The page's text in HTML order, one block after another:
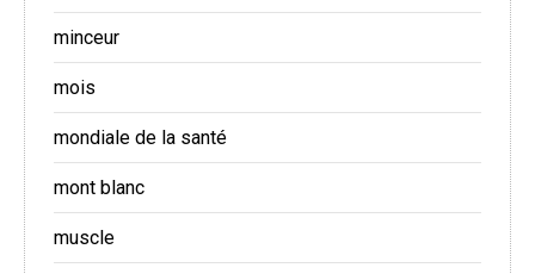
minceur
mois
mondiale de la santé
mont blanc
muscle